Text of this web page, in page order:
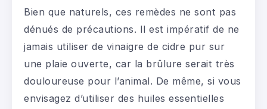
Bien que naturels, ces remèdes ne sont pas
dénués de précautions. Il est impératif de ne
jamais utiliser de vinaigre de cidre pur sur
une plaie ouverte, car la brûlure serait très
douloureuse pour l’animal. De même, si vous
envisagez d’utiliser des huiles essentielles